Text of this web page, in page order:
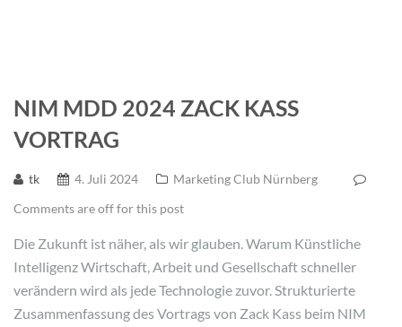
NIM MDD 2024 ZACK KASS
VORTRAG
tk 4. Juli 2024
Marketing Club Nürnberg
Comments are off for this post
Die Zukunft ist näher, als wir glauben. Warum Künstliche
Intelligenz Wirtschaft, Arbeit und Gesellschaft schneller
verändern wird als jede Technologie zuvor. Strukturierte
Zusammenfassung des Vortrags von Zack Kass beim NIM